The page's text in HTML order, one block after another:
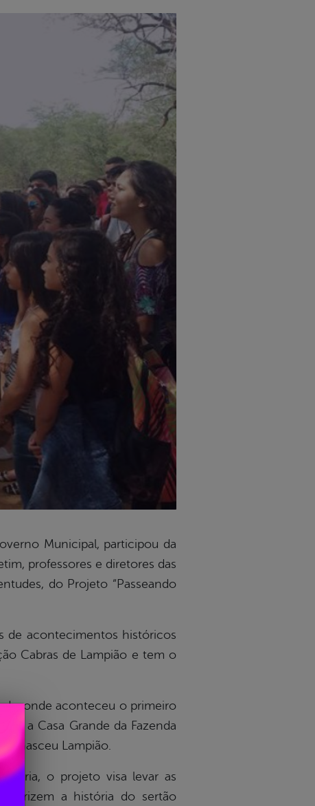
Municipal, participou da
professores e diretores das
do Projeto “Passeando
de acontecimentos históricos
Cabras de Lampião e tem o
onde aconteceu o primeiro
a Casa Grande da Fazenda
nasceu Lampião.
Maria, o projeto visa levar as
a história do sertão